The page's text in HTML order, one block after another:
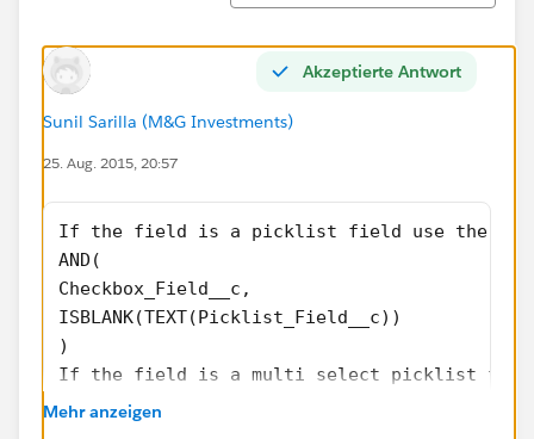
Akzeptierte Antwort
Sunil Sarilla (M&G Investments)
25. Aug. 2015, 20:57
If the field is a picklist field use the
AND(
Checkbox_Field__c,
ISBLANK(TEXT(Picklist_Field__c))
)
If the field is a multi select picklist field
AND(
Mehr anzeigen